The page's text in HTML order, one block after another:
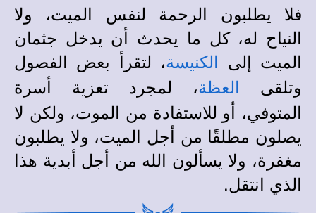
فلا يطلبون الرحمة لنفس الميت، ولا
النياح له، كل ما يحدث أن يدخل جثمان
الميت إلى
الكنيسة، لتقرأ بعض الفصول
وتلقى
العظة، لمجرد تعزية أسرة
المتوفي، أو للاستفادة من الموت، ولكن لا
يصلون مطلقًا من أجل الميت، ولا يطلبون
مغفرة، ولا يسألون الله من أجل أبدية هذا
الذي انتقل.